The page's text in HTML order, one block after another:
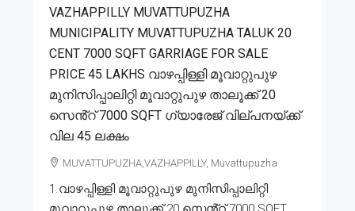
VAZHAPPILLY MUVATTUPUZHA
MUNICIPALITY MUVATTUPUZHA TALUK 20
CENT 7000 SQFT GARRIAGE FOR SALE
PRICE 45 LAKHS വാഴപ്പിള്ളി മൂവാറ്റുപുഴ
മുനിസിപ്പാലിറ്റി മൂവാറ്റുപുഴ താലൂക്ക് 20
സെൻ്റ് 7000 SQFT ഗ്യാരേജ് വില്പനയ്ക്ക്
വില 45 ലക്ഷം
MUVATTUPUZHA,VAZHAPPILLY, Muvattupuzha
1.വാഴപ്പിള്ളി മൂവാറ്റുപുഴ മുനിസിപ്പാലിറ്റി